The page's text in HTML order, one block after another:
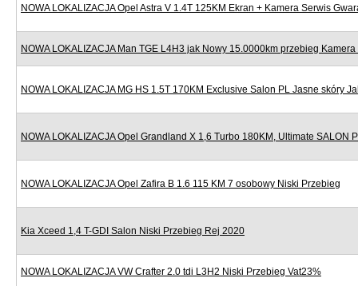
NOWA LOKALIZACJA Opel Astra V 1.4T 125KM Ekran + Kamera Serwis
NOWA LOKALIZACJA Man TGE L4H3 jak Nowy 15.0000km przebieg Kamera
NOWA LOKALIZACJA MG HS 1.5T 170KM Exclusive Salon PL Jasne skóry
NOWA LOKALIZACJA Opel Grandland X 1,6 Turbo 180KM, Ultimate SALON
NOWA LOKALIZACJA Opel Zafira B 1.6 115 KM 7 osobowy Niski Przebieg
Kia Xceed 1,4 T-GDI Salon Niski Przebieg Rej 2020
NOWA LOKALIZACJA VW Crafter 2.0 tdi L3H2 Niski Przebieg Vat23%